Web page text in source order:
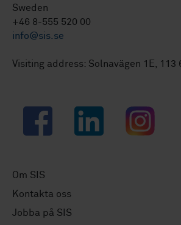
Sweden
+46 8-555 520 00
info@sis.se
Visiting address: Solnavägen 1E, 113
Facebook LinkedIn Instagram
Om SIS
Kontakta oss
Jobba på SIS